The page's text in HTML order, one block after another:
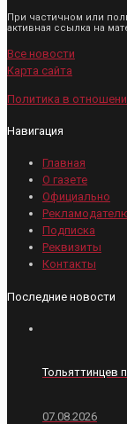
При частичном или
активная ссылка на
Все новости
Карта сайта
Политика в
Навигация
Главная
О газете
Официально
Подписка
Реквизиты
Контакты
Последние новости
Тольяттинцев
07.08.2026